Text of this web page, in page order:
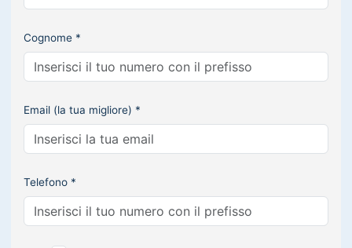
Cognome *
Email (la tua migliore) *
Telefono *